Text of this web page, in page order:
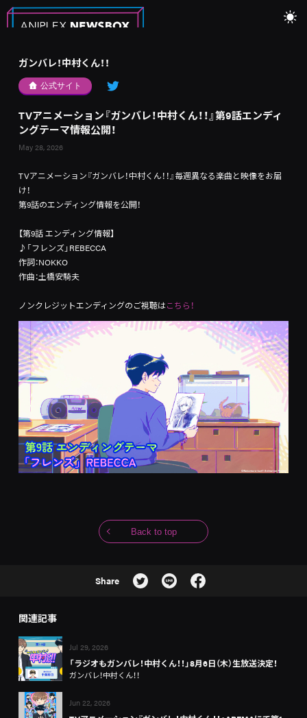
ガンバレ！中村くん！！
公式サイト
TVアニメーション『ガンバレ！中村くん！！』第9話エンディ
ングテーマ情報公開！
May 28, 2026
TVアニメーション『ガンバレ！中村くん！！』毎週異なる楽曲と映像をお届
け！
第9話のエンディング情報を公開！
【第9話 エンディング情報】
♪「フレンズ」REBECCA
作詞：NOKKO
作曲：土橋安騎夫
ノンクレジットエンディングのご視聴はこちら！
Back to top
Share
関連記事
Jul 29, 2026
「ラジオもガンバレ！中村くん！！」8月6日（木）生放送決定！
ガンバレ！中村くん！！
Jun 22, 2026